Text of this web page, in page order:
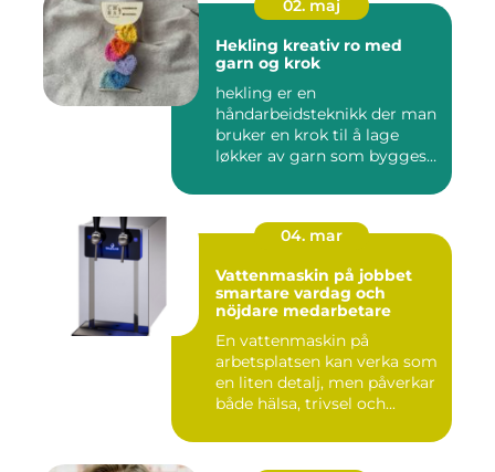
02. maj
Hekling kreativ ro med
garn og krok
hekling er en
håndarbeidsteknikk der man
bruker en krok til å lage
løkker av garn som bygges
04. mar
Vattenmaskin på jobbet
smartare vardag och
nöjdare medarbetare
En vattenmaskin på
arbetsplatsen kan verka som
en liten detalj, men påverkar
både hälsa, trivsel och...